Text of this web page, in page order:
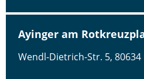
Ayinger am
Wendl-Dietrich-Str. 5,